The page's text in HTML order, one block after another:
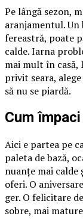
Pe lângă sezon,
aranjamentul. Un
fereastră, poate
calde. Iarna
mai mult în casă,
privit seara,
să nu se piardă.
Cum
Aici e partea pe
paleta de bază,
nuanțe mai
oferi. O
ger. O felicitare
sobre, mai